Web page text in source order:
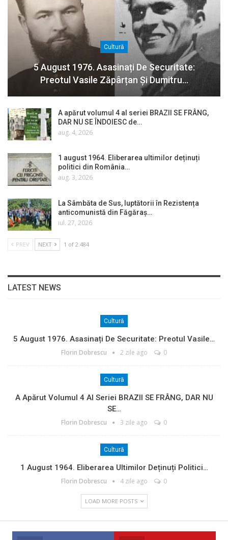
Cultură
5 August 1976. Asasinați De Securitate:
Preotul Vasile Zăpârțan Și Dumitru…
A apărut volumul 4 al seriei BRAZII SE FRÂNG,
DAR NU SE ÎNDOIESC de…
aug. 4, 2026
1 august 1964. Eliberarea ultimilor deținuți
politici din România…
aug. 3, 2026
La Sâmbăta de Sus, luptătorii în Rezistența
anticomunistă din Făgăraș…
iul. 27, 2026
PREV NEXT 1 of 2.484
LATEST NEWS
Cultură
5 August 1976. Asasinați De Securitate: Preotul Vasile…
Florin Dobrescu 2 zile ago 0
Cultură
A Apărut Volumul 4 Al Seriei BRAZII SE FRÂNG, DAR NU
SE…
Florin Dobrescu 3 zile ago 0
Cultură
1 August 1964. Eliberarea Ultimilor Deținuți Politici…
Florin Dobrescu 4 zile ago 0
LOAD MORE POSTS